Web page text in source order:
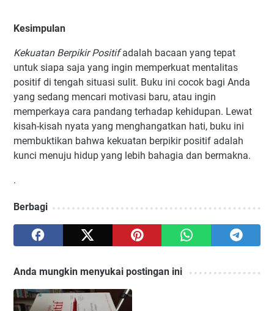
Kesimpulan
Kekuatan Berpikir Positifadalah bacaan yang tepat
untuk siapa saja yang ingin memperkuat mentalitas
positif di tengah situasi sulit. Buku ini cocok bagi Anda
yang sedang mencari motivasi baru, atau ingin
memperkaya cara pandang terhadap kehidupan. Lewat
kisah-kisah nyata yang menghangatkan hati, buku ini
membuktikan bahwa kekuatan berpikir positif adalah
kunci menuju hidup yang lebih bahagia dan bermakna.
.
Berbagi
Anda mungkin menyukai postingan ini